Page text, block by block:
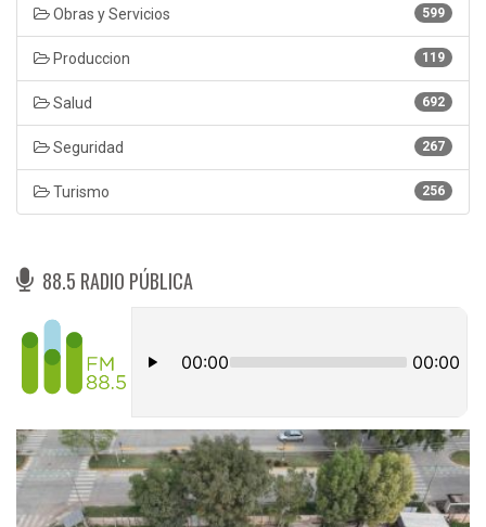
599
Obras y Servicios
119
Produccion
692
Salud
267
Seguridad
256
Turismo
88.5 RADIO PÚBLICA